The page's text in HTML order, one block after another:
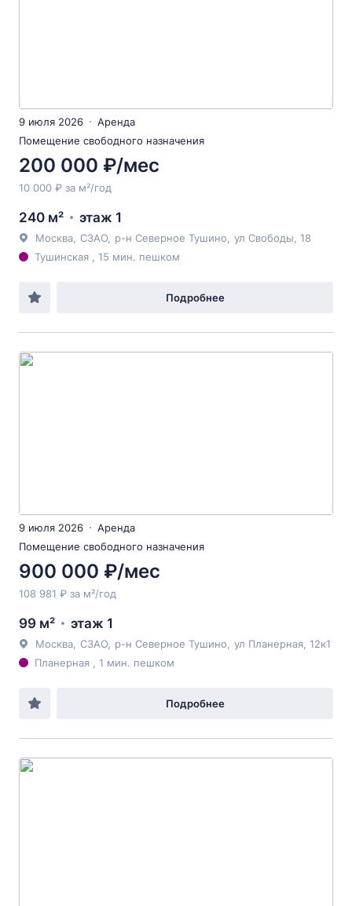
9 июля 2026
Аренда
Помещение свободного назначения
200 000 ₽/мес
10 000 ₽ за м²/год
240 м² этаж 1
Москва СЗАО р-н Северное Тушино ул Свободы , 18
Тушинская , 15 мин. пешком
Подробнее
9 июля 2026
Аренда
Помещение свободного назначения
900 000 ₽/мес
108 981 ₽ за м²/год
99 м² этаж 1
Москва СЗАО р-н Северное Тушино ул Планерная , 12к1
Планерная , 1 мин. пешком
Подробнее